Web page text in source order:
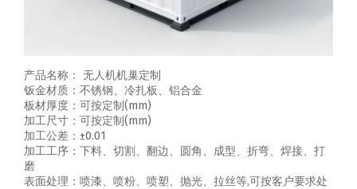
产品名称： 无人机机巢定制
钣金材质：不锈钢、冷扎板、铝合金
板材厚度：可按定制(mm)
加工尺寸：可按定制(mm)
加工公差：±0.01
加工工序：下料、切割、翻边、圆角、成型、折弯、焊接、打
磨
表面处理：喷漆、喷粉、喷塑、抛光、拉丝等,可按客户要求处